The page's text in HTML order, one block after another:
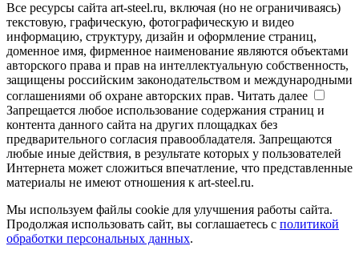
Все ресурсы сайта art-steel.ru, включая (но не ограничиваясь)
текстовую, графическую, фотографическую и видео
информацию, структуру, дизайн и оформление страниц,
доменное имя, фирменное наименование являются объектами
авторского права и прав на интеллектуальную собственность,
защищены российским законодательством и международными
соглашениями об охране авторских прав. Читать далее
Запрещается любое использование содержания страниц и
контента данного сайта на других площадках без
предварительного согласия правообладателя. Запрещаются
любые иные действия, в результате которых у пользователей
Интернета может сложиться впечатление, что представленные
материалы не имеют отношения к art-steel.ru.
Мы используем файлы cookie для улучшения работы сайта.
Продолжая использовать сайт, вы соглашаетесь с политикой
обработки персональных данных.